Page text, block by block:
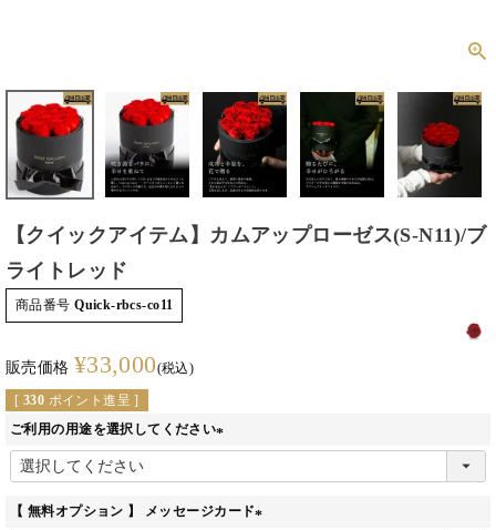
【クイックアイテム】カムアップローゼス(S-N11)/ブ
ライトレッド
商品番号 Quick-rbcs-co11
販売価格 ¥33,000 税込
[ 330 ポイント進呈 ]
ご利用の用途を選択してください
須)
【 無料オプション 】 メッセージカード